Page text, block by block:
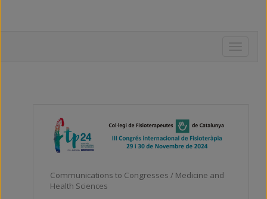
Communications to Congresses / Medicine and
Health Sciences